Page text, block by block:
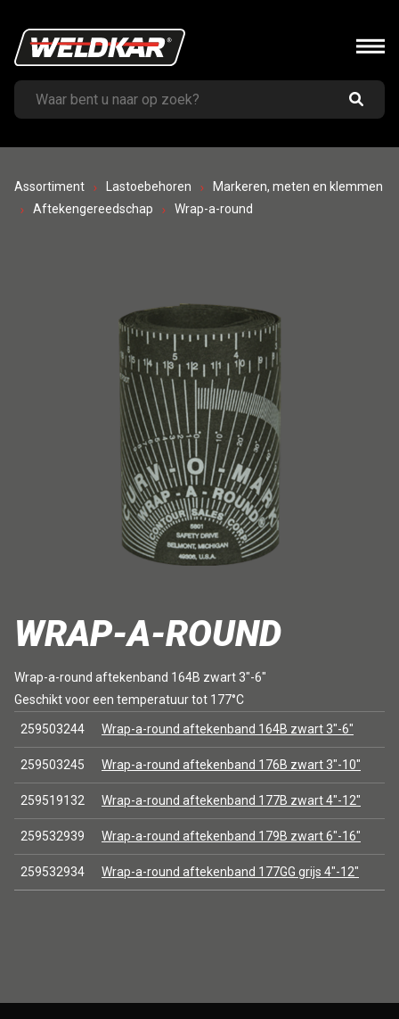
Assortiment Lastoebehoren
Markeren, meten en klemmen
Aftekengereedschap
Wrap-a-round
WRAP-A-ROUND
Wrap-a-round aftekenband 164B zwart 3"-6"
Geschikt voor een temperatuur tot 177°C
259503244 Wrap-a-round aftekenband 164B zwart 3"-6"
259503245 Wrap-a-round aftekenband 176B zwart 3"-10"
259519132 Wrap-a-round aftekenband 177B zwart 4"-12"
259532939 Wrap-a-round aftekenband 179B zwart 6"-16"
259532934 Wrap-a-round aftekenband 177GG grijs 4"-12"